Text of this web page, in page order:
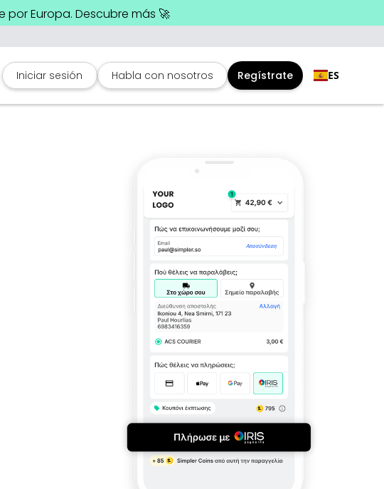
Europa. Descubre más 🚀
Iniciar sesión Habla con nosotros Regístrate ES